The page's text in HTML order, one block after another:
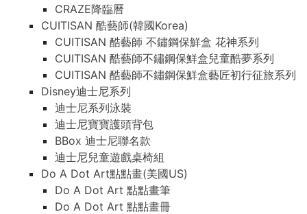
CRAZE降臨曆
CUITISAN 酷藝師(韓國Korea)
CUITISAN 酷藝師 不鏽鋼保鮮盒 花神系列
CUITISAN 酷藝師不鏽鋼保鮮盒兒童酷夢系列
CUITISAN 酷藝師不鏽鋼保鮮盒藝匠初行征旅系列
Disney迪士尼系列
迪士尼系列泳裝
迪士尼寶寶護頭背包
BBox 迪士尼聯名款
迪士尼兒童遊戲桌椅組
Do A Dot Art點點畫(美國US)
Do A Dot Art 點點畫筆
Do A Dot Art 點點畫冊